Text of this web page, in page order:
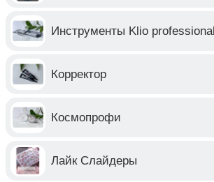
Инструменты Klio professional
Корректор
Космопрофи
Лайк Слайдеры